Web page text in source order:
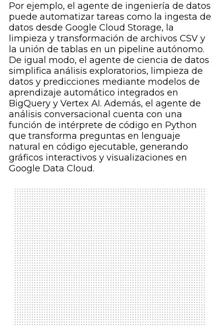
Por ejemplo, el agente de ingeniería de datos
puede automatizar tareas como la ingesta de
datos desde Google Cloud Storage, la
limpieza y transformación de archivos CSV y
la unión de tablas en un pipeline autónomo.
De igual modo, el agente de ciencia de datos
simplifica análisis exploratorios, limpieza de
datos y predicciones mediante modelos de
aprendizaje automático integrados en
BigQuery y Vertex AI. Además, el agente de
análisis conversacional cuenta con una
función de intérprete de código en Python
que transforma preguntas en lenguaje
natural en código ejecutable, generando
gráficos interactivos y visualizaciones en
Google Data Cloud.